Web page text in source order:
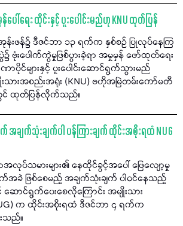
ေါ်ရေး ထိုင်းနှင့် ပူးပေါင်းမည်ဟု KNU ထုတ်ပြန်
အုန်းဖန်၌ ဒီဇင်ဘာ ၁၃ ရက်က နှစ်စဉ် ပြုလုပ်နေကြ
ဗုံးပေါက်ကွဲမှုဖြစ်ပွားခဲ့ရာ အမှုမှန် ဖော်ထုတ်ရေး
ာပိုင်များနှင့် ပူးပေါင်းဆောင်ရွက်သွားမည်
းသားအစည်းအရုံး (KNU) ဗဟိုအမြဲတမ်းကော်မတီ
ထုတ်ပြန်လိုက်သည်။
အချက်သုံးချက်ပါ ပန်ကြားချက် ထိုင်းအစိုးရထံ NUG
လုပ်သမားများ၏ နေထိုင်ခွင့်အပေါ် ဖြေလျော့မှု
အခဲ ဖြစ်စေမည့် အချက်သုံးချက် ပါဝင်နေသည့်
ောင်ရွက်ပေးစေလိုကြောင်း အမျိုးသား
က ထိုင်းအစိုးရထံ ဒီဇင်ဘာ ၄ ရက်က
သည်။